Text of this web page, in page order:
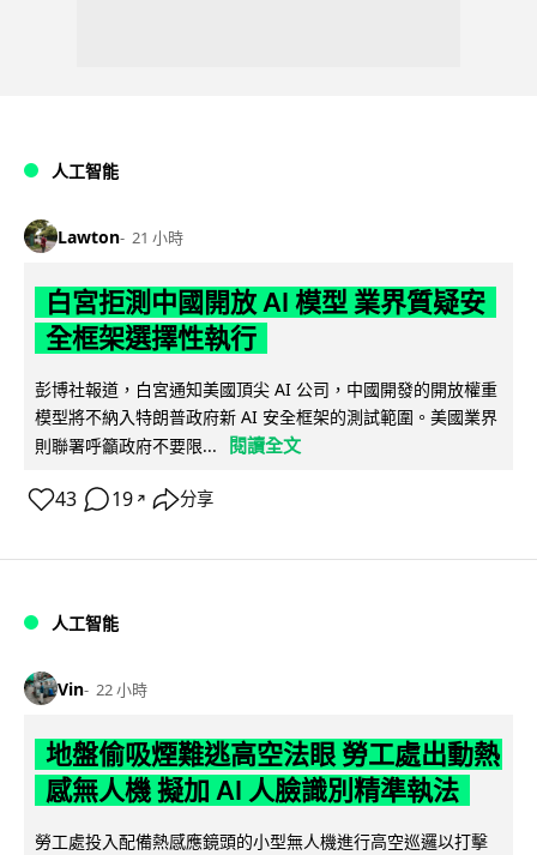
人工智能
Lawton 21 小時
白宮拒測中國開放 AI 模型 業界質疑安
全框架選擇性執行
彭博社報道，白宮通知美國頂尖 AI 公司，中國開發的開放權重
模型將不納入特朗普政府新 AI 安全框架的測試範圍。美國業界
則聯署呼籲政府不要限...
閱讀全文
43 19 ↗ 分享
人工智能
Vin 22 小時
地盤偷吸煙難逃高空法眼 勞工處出動熱
感無人機 擬加 AI 人臉識別精準執法
勞工處投入配備熱感應鏡頭的小型無人機進行高空巡邏以打擊